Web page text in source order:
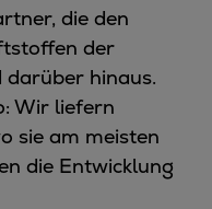
die den
der
hinaus.
Wir liefern
sie am meisten
die Entwicklung